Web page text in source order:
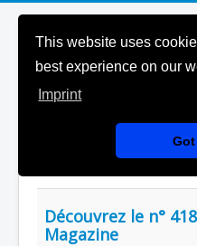
This website uses
best experience on our
Imprint
Saisir partie du titre
Découvrez le n°
Magazine